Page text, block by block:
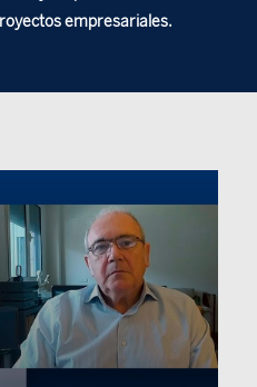
empresariales.